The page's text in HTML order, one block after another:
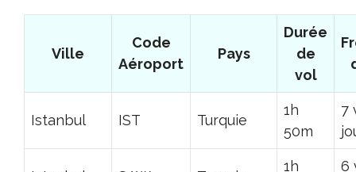
Ville
Code
Aéroport
Pays
Durée
de
vol
Istanbul IST Turquie
1h
50m
7
1h
6